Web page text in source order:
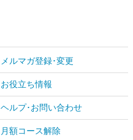
メルマガ登録･変更
お役立ち情報
ヘルプ･お問い合わせ
月額コース解除